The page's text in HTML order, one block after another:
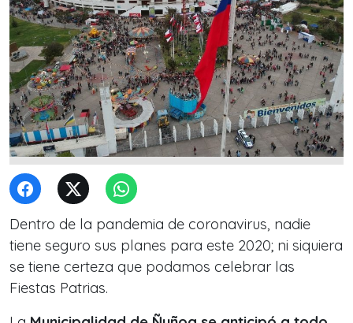
Dentro de la pandemia de coronavirus, nadie
tiene seguro sus planes para este 2020; ni siquiera
se tiene certeza que podamos celebrar las
Fiestas Patrias.